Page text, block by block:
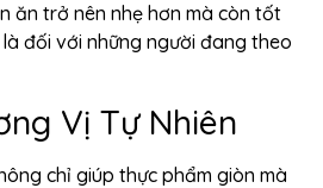
ăn trở nên nhẹ hơn mà còn tốt
đối với những người đang theo
Vị Tự Nhiên
chỉ giúp thực phẩm giòn mà